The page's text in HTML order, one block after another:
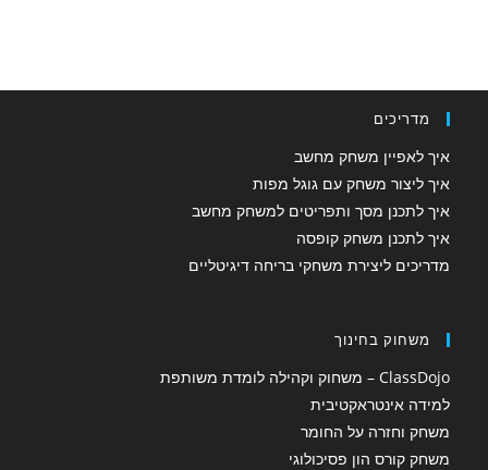
מדריכים
איך לאפיין משחק מחשב
איך ליצור משחק עם גוגל מפות
איך לתכנן מסך ותפריטים למשחק מחשב
איך לתכנן משחק קופסה
מדריכים ליצירת משחקי בריחה דיגיטליים
משחוק בחינוך
ClassDojo – משחוק וקהילה לומדת משותפת
למידה אינטראקטיבית
משחק וחזרה על החומר
משחק קורס הון פסיכולוגי